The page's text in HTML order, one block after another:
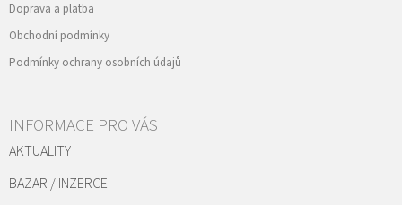
Doprava a platba
Obchodní podmínky
Podmínky ochrany osobních údajů
INFORMACE PRO VÁS
AKTUALITY
BAZAR / INZERCE